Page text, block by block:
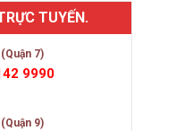
TUYẾN.
7)
9990
9)